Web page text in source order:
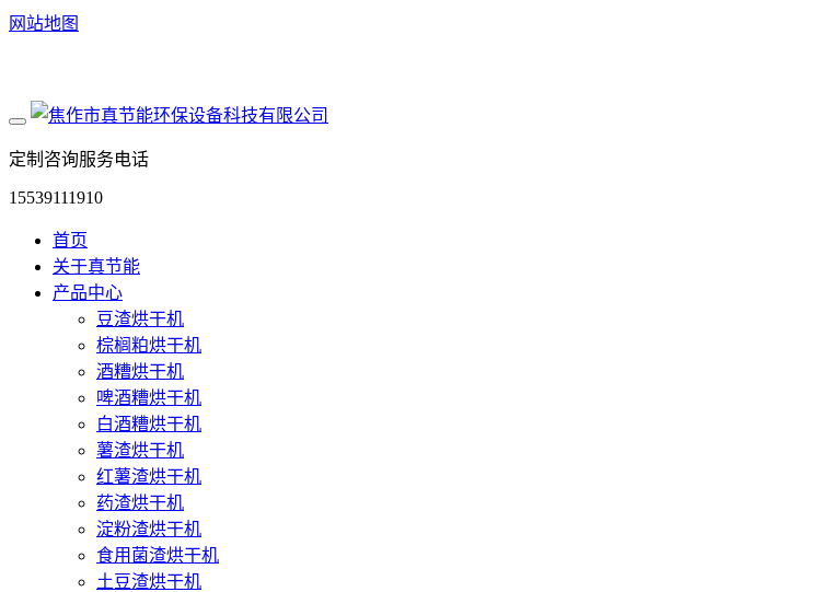
网站地图
定制咨询服务电话
15539111910
首页
关于真节能
产品中心
豆渣烘干机
棕榈粕烘干机
酒糟烘干机
啤酒糟烘干机
白酒糟烘干机
薯渣烘干机
红薯渣烘干机
药渣烘干机
淀粉渣烘干机
食用菌渣烘干机
土豆渣烘干机